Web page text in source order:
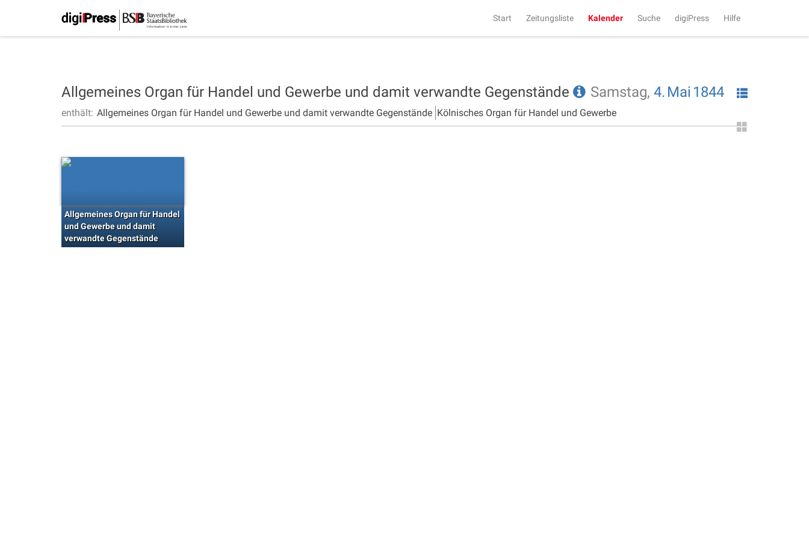
Start Zeitungsliste Kalender Suche digiPress Hilfe
Allgemeines Organ für Handel und Gewerbe und damit verwandte Gegenstände Samstag, 4. Mai 1844
enthält: Allgemeines Organ für Handel und Gewerbe und damit verwandte Gegenstände Kölnisches Organ für Handel und Gewerbe
Allgemeines Organ für Handel
und Gewerbe und damit
verwandte Gegenstände